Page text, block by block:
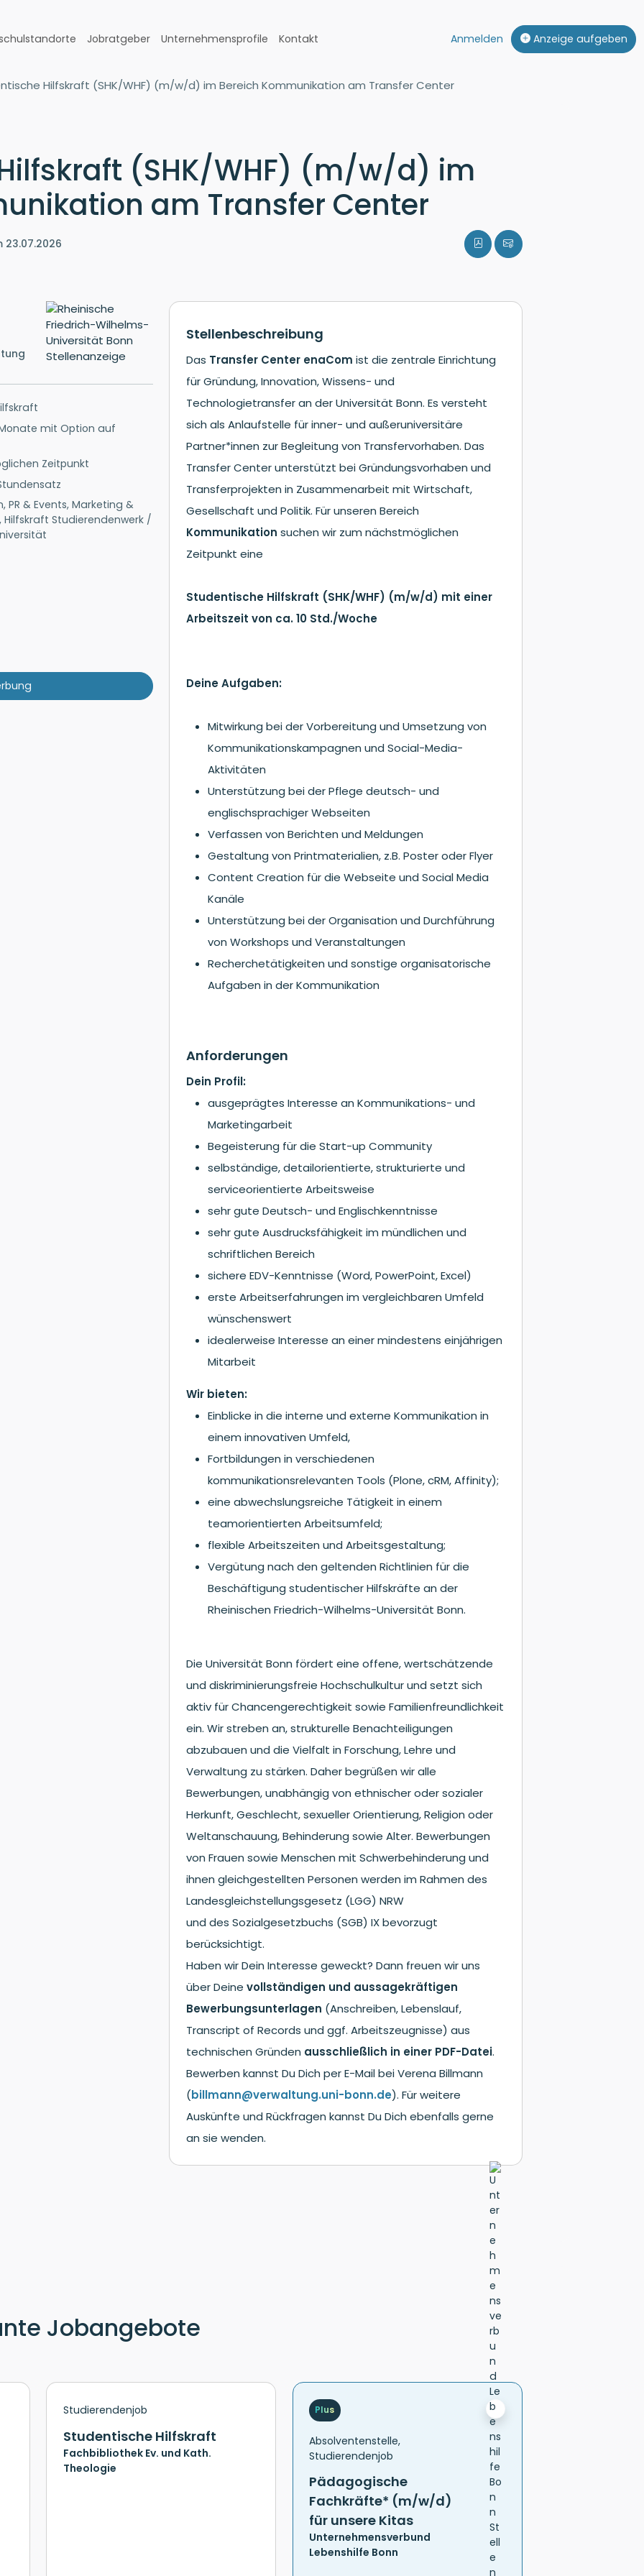
Jobratgeber Unternehmensprofile Kontakt Anmelden Anzeige aufgeben
Hilfskraft (SHK/WHF) (m/w/d) im Bereich Kommunikation am Transfer Center
(SHK/WHF) (m/w/d) im
am Transfer Center
mit Option auf
Zeitpunkt
PR & Events, Marketing &
Studierendenwerk /
Stellenbeschreibung
Das Transfer Center enaCom ist die zentrale Einrichtung
für Gründung, Innovation, Wissens- und
Technologietransfer an der Universität Bonn. Es versteht
sich als Anlaufstelle für inner- und außeruniversitäre
Partner*innen zur Begleitung von Transfervorhaben. Das
Transfer Center unterstützt bei Gründungsvorhaben und
Transferprojekten in Zusammenarbeit mit Wirtschaft,
Gesellschaft und Politik. Für unseren Bereich
Kommunikation suchen wir zum nächstmöglichen
Zeitpunkt eine
Studentische Hilfskraft (SHK/WHF) (m/w/d) mit einer
Arbeitszeit von ca. 10 Std./Woche
Deine Aufgaben:
Mitwirkung bei der Vorbereitung und Umsetzung von
Kommunikationskampagnen und Social-Media-
Aktivitäten
Unterstützung bei der Pflege deutsch- und
englischsprachiger Webseiten
Verfassen von Berichten und Meldungen
Gestaltung von Printmaterialien, z.B. Poster oder Flyer
Content Creation für die Webseite und Social Media
Kanäle
Unterstützung bei der Organisation und Durchführung
von Workshops und Veranstaltungen
Recherchetätigkeiten und sonstige organisatorische
Aufgaben in der Kommunikation
Anforderungen
Dein Profil:
ausgeprägtes Interesse an Kommunikations- und
Marketingarbeit
Begeisterung für die Start-up Community
selbständige, detailorientierte, strukturierte und
serviceorientierte Arbeitsweise
sehr gute Deutsch- und Englischkenntnisse
sehr gute Ausdrucksfähigkeit im mündlichen und
schriftlichen Bereich
sichere EDV-Kenntnisse (Word, PowerPoint, Excel)
erste Arbeitserfahrungen im vergleichbaren Umfeld
wünschenswert
idealerweise Interesse an einer mindestens einjährigen
Mitarbeit
Wir bieten:
Einblicke in die interne und externe Kommunikation in
einem innovativen Umfeld,
Fortbildungen in verschiedenen
kommunikationsrelevanten Tools (Plone, cRM, Affinity);
eine abwechslungsreiche Tätigkeit in einem
teamorientierten Arbeitsumfeld;
flexible Arbeitszeiten und Arbeitsgestaltung;
Vergütung nach den geltenden Richtlinien für die
Beschäftigung studentischer Hilfskräfte an der
Rheinischen Friedrich-Wilhelms-Universität Bonn.
Die Universität Bonn fördert eine offene, wertschätzende
und diskriminierungsfreie Hochschulkultur und setzt sich
aktiv für Chancengerechtigkeit sowie Familienfreundlichkeit
ein. Wir streben an, strukturelle Benachteiligungen
abzubauen und die Vielfalt in Forschung, Lehre und
Verwaltung zu stärken. Daher begrüßen wir alle
Bewerbungen, unabhängig von ethnischer oder sozialer
Herkunft, Geschlecht, sexueller Orientierung, Religion oder
Weltanschauung, Behinderung sowie Alter. Bewerbungen
von Frauen sowie Menschen mit Schwerbehinderung und
ihnen gleichgestellten Personen werden im Rahmen des
Landesgleichstellungsgesetz (LGG) NRW
und des Sozialgesetzbuchs (SGB) IX bevorzugt
berücksichtigt.
Haben wir Dein Interesse geweckt? Dann freuen wir uns
über Deine vollständigen und aussagekräftigen
Bewerbungsunterlagen (Anschreiben, Lebenslauf,
Transcript of Records und ggf. Arbeitszeugnisse) aus
technischen Gründen ausschließlich in einer PDF-Datei.
Bewerben kannst Du Dich per E-Mail bei Verena Billmann
(billmann@verwaltung.uni-bonn.de). Für weitere
Auskünfte und Rückfragen kannst Du Dich ebenfalls gerne
an sie wenden.
Jobangebote
Studierendenjob
Studentische Hilfskraft
Fachbibliothek Ev. und Kath.
Theologie
Plus
Absolventenstelle,
Studierendenjob
Pädagogische
Fachkräfte* (m/w/d)
für unsere Kitas
Unternehmensverbund
Lebenshilfe Bonn